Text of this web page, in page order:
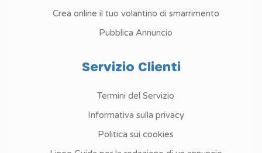
Crea online il tuo volantino di smarrimento
Pubblica Annuncio
Servizio Clienti
Termini del Servizio
Informativa sulla privacy
Politica sui cookies